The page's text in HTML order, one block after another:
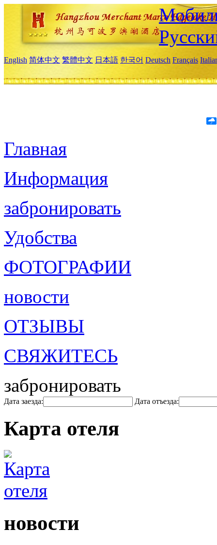
English 简体中文 繁體中文 日本語 한국어 Deutsch Français
Главная
Информация
забронировать
Удобства
ФОТОГРАФИИ
новости
ОТЗЫВЫ
СВЯЖИТЕСЬ
забронировать
Дата заезда: Дата отъезда:
Карта отеля
новости